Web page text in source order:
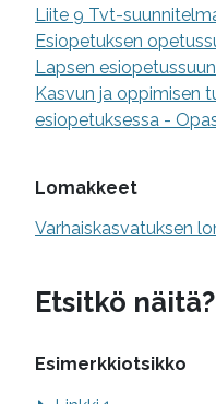
Liite 9 Tvt-
Esiopetuksen
Lapsen
Kasvun ja oppimisen
esiopetuksessa -
Lomakkeet
Varhaiskasvatuksen
Etsitkö näitä?
Esimerkkiotsikko